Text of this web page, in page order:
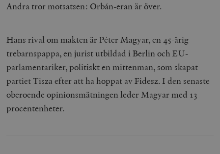
Andra tror motsatsen: Orbán-eran är över.
Hans rival om makten ärPéter Magyar, en 45-årig
trebarnspappa, en jurist utbildad i Berlin och EU-
parlamentariker, politiskt en mittenman, som skapat
partiet Tisza efter att ha hoppat av Fidesz. I den senaste
oberoende opinionsmätningen leder Magyar med 13
procentenheter.